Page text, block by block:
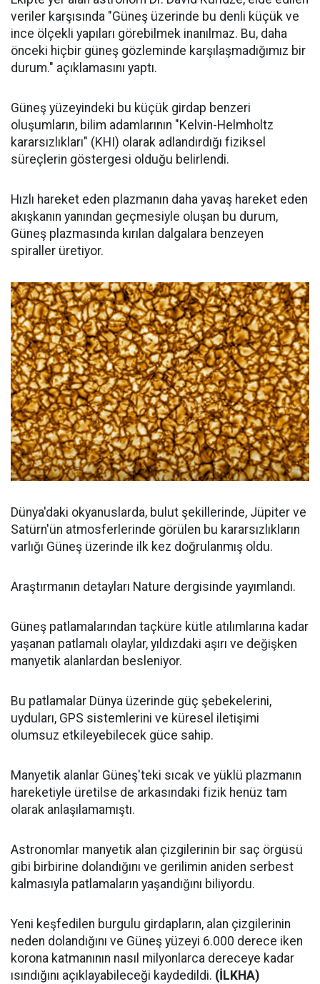
veriler karşısında "Güneş üzerinde bu denli küçük ve
ince ölçekli yapıları görebilmek inanılmaz. Bu, daha
önceki hiçbir güneş gözleminde karşılaşmadığımız bir
durum." açıklamasını yaptı.
Güneş yüzeyindeki bu küçük girdap benzeri
oluşumların, bilim adamlarının "Kelvin-Helmholtz
kararsızlıkları" (KHI) olarak adlandırdığı fiziksel
süreçlerin göstergesi olduğu belirlendi.
Hızlı hareket eden plazmanın daha yavaş hareket eden
akışkanın yanından geçmesiyle oluşan bu durum,
Güneş plazmasında kırılan dalgalara benzeyen
spiraller üretiyor.
Dünya'daki okyanuslarda, bulut şekillerinde, Jüpiter ve
Satürn'ün atmosferlerinde görülen bu kararsızlıkların
varlığı Güneş üzerinde ilk kez doğrulanmış oldu.
Araştırmanın detayları Nature dergisinde yayımlandı.
Güneş patlamalarından taçküre kütle atılımlarına kadar
yaşanan patlamalı olaylar, yıldızdaki aşırı ve değişken
manyetik alanlardan besleniyor.
Bu patlamalar Dünya üzerinde güç şebekelerini,
uyduları, GPS sistemlerini ve küresel iletişimi
olumsuz etkileyebilecek güce sahip.
Manyetik alanlar Güneş'teki sıcak ve yüklü plazmanın
hareketiyle üretilse de arkasındaki fizik henüz tam
olarak anlaşılamamıştı.
Astronomlar manyetik alan çizgilerinin bir saç örgüsü
gibi birbirine dolandığını ve gerilimin aniden serbest
kalmasıyla patlamaların yaşandığını biliyordu.
Yeni keşfedilen burgulu girdapların, alan çizgilerinin
neden dolandığını ve Güneş yüzeyi 6.000 derece iken
korona katmanının nasıl milyonlarca dereceye kadar
ısındığını açıklayabileceği kaydedildi. (İLKHA)